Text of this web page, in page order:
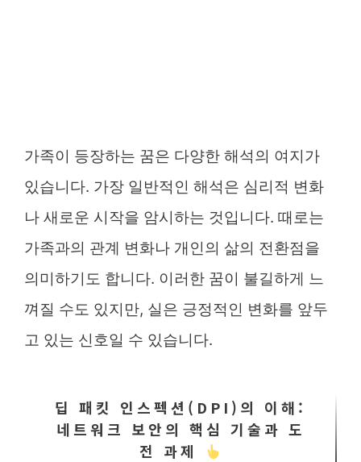
가족이 등장하는 꿈은 다양한 해석의 여지가
있습니다. 가장 일반적인 해석은 심리적 변화
나 새로운 시작을 암시하는 것입니다. 때로는
가족과의 관계 변화나 개인의 삶의 전환점을
의미하기도 합니다. 이러한 꿈이 불길하게 느
껴질 수도 있지만, 실은 긍정적인 변화를 앞두
고 있는 신호일 수 있습니다.
딥 패킷 인스펙션(DPI)의 이해:
네트워크 보안의 핵심 기술과 도
전 과제